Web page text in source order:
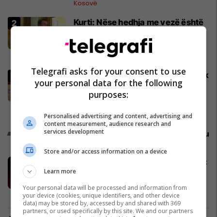
Kosovë
Kurti: Nëse hedhja me vezë është
takuar e bashkëbiseduar jam i
lumtur ta bëj këtë
Politikë
Zelensky në Beograd: Ukraina nuk
e ka ndryshuar qëndrimin për
Kosovën
Promo Reklamo këtu
Konkurset e javës në Telegrafi Jobs:
Mundësi të reja për zhvillimin tuaj
profesional
Telegrafi Jobs
Telegrafi asks for your consent to use
your personal data for the following
purposes:
Personalised advertising and content, advertising and
content measurement, audience research and
services development
Store and/or access information on a device
Learn more
Your personal data will be processed and information from
your device (cookies, unique identifiers, and other device
data) may be stored by, accessed by and shared with 369
partners, or used specifically by this site. We and our partners